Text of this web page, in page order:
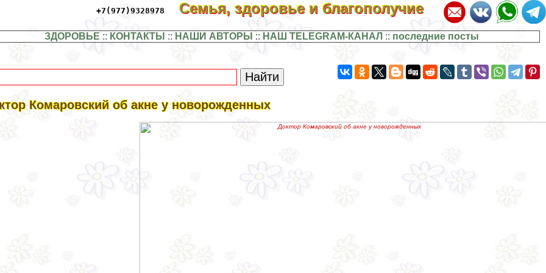
+7(977)9328978 Семья, здоровье и благополучие
ЗДОРОВЬЕ :: КОНТАКТЫ :: НАШИ АВТОРЫ :: НАШ TELEGRAM-КАНАЛ :: последние посты
Комаровский об акне у новорожденных